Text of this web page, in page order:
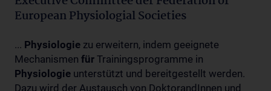
European Physiologial Societies
... Physiologie zu erweitern, indem geeignete
Mechanismen für Trainingsprogramme in
Physiologie unterstützt und bereitgestellt werden.
Dazu wird der Austausch von DoktorandInnen und